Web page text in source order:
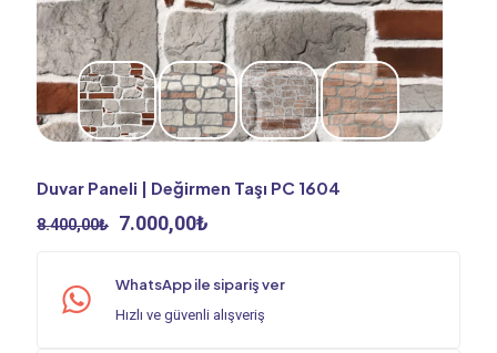
Duvar Paneli | Değirmen Taşı PC 1604
8.400,00₺ Orijinal
7.000,00₺
7.000,00₺.
WhatsApp ile sipariş ver
Hızlı ve güvenli alışveriş